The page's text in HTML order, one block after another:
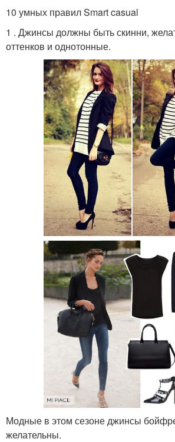
10 умных правил Smart casual
1 . Джинсы должны быть скинни,
оттенков и однотонные.
Модные в этом сезоне джинсы
желательны.